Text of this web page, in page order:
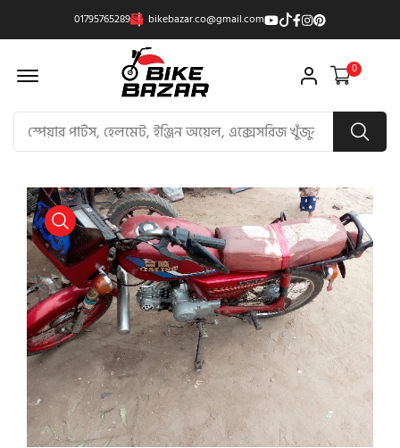
01795765289 bikebazar.co@gmail.com
Offcanvas Menu Open 0
product view